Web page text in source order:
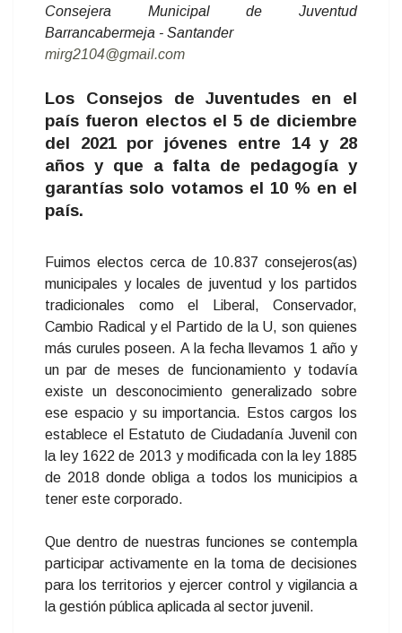
Consejera Municipal de Juventud
Barrancabermeja - Santander
mirg2104@gmail.com
Los Consejos de Juventudes en el
país fueron electos el 5 de diciembre
del 2021 por jóvenes entre 14 y 28
años y que a falta de pedagogía y
garantías solo votamos el 10 % en el
país.
Fuimos electos cerca de 10.837 consejeros(as)
municipales y locales de juventud y los partidos
tradicionales como el Liberal, Conservador,
Cambio Radical y el Partido de la U, son quienes
más curules poseen. A la fecha llevamos 1 año y
un par de meses de funcionamiento y todavía
existe un desconocimiento generalizado sobre
ese espacio y su importancia. Estos cargos los
establece el Estatuto de Ciudadanía Juvenil con
la ley 1622 de 2013 y modificada con la ley 1885
de 2018 donde obliga a todos los municipios a
tener este corporado.
Que dentro de nuestras funciones se contempla
participar activamente en la toma de decisiones
para los territorios y ejercer control y vigilancia a
la gestión pública aplicada al sector juvenil.